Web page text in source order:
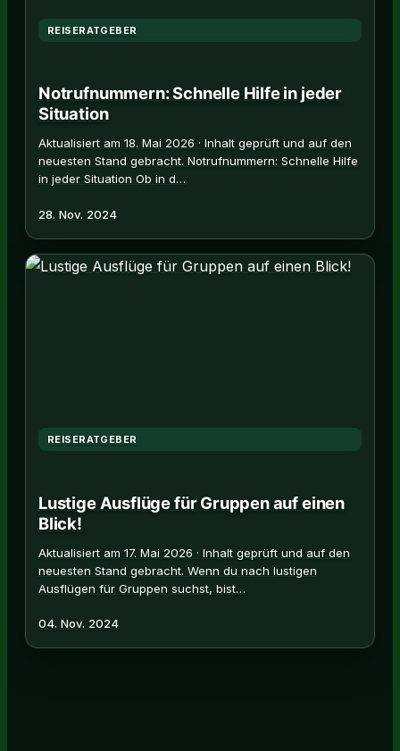
REISERATGEBER
Notrufnummern: Schnelle Hilfe in jeder
Situation
Aktualisiert am 18. Mai 2026 · Inhalt geprüft und auf den
neuesten Stand gebracht. Notrufnummern: Schnelle Hilfe
in jeder Situation Ob in d…
28. Nov. 2024
REISERATGEBER
Lustige Ausflüge für Gruppen auf einen
Blick!
Aktualisiert am 17. Mai 2026 · Inhalt geprüft und auf den
neuesten Stand gebracht. Wenn du nach lustigen
Ausflügen für Gruppen suchst, bist…
04. Nov. 2024